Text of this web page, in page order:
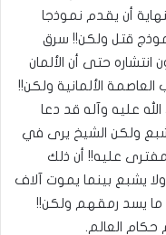
أن يقدم نموذجا
قتل ولكن!! سرق
حتى أن الألمان
الألمانية ولكن!!
عليه وآله قد دعا
يشبع ولكن الشيخ يرى في
عليه!! أن ذلك
يشبع بينما يموت آلاف
ما يسد رمقهم ولكن!!
العالم.